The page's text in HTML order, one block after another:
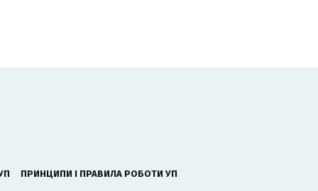
ПРИНЦИПИ І ПРАВИЛА РОБОТИ УП